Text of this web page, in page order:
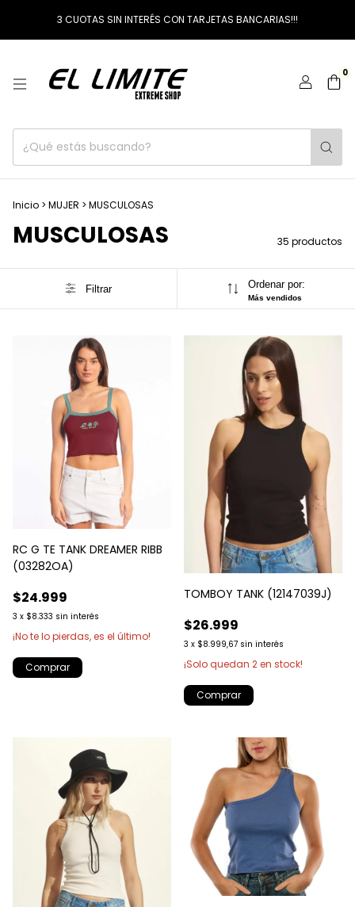
3 CUOTAS SIN INTERÉS CON TARJETAS BANCARIAS!!!
0
Inicio > MUJER > MUSCULOSAS
MUSCULOSAS 35 productos
Filtrar Ordenar por:
Más vendidos
RC G TE TANK DREAMER RIBB
(03282OA)
$24.999
3 x $8.333 sin interés
¡No te lo pierdas, es el último!
Comprar
TOMBOY TANK (12147039J)
$26.999
3 x $8.999,67 sin interés
¡Solo quedan 2en stock!
Comprar